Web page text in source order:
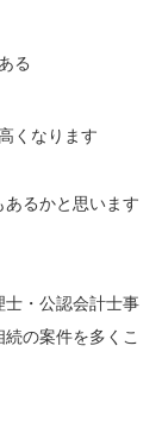
る
くなります
るかと思います
・公認会計士事
の案件を多くこ